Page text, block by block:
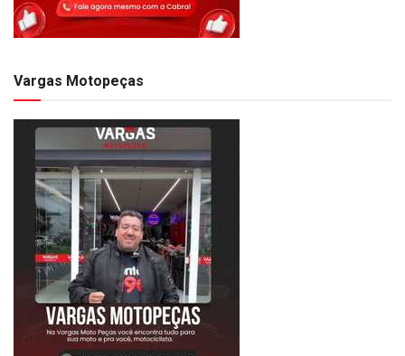
Vargas Motopeças